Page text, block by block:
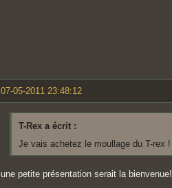
07-05-2011 23:48:12
T-Rex a écrit :
Je vais achetez le moullage du T-rex !
une petite présentation serait la bienvenue!